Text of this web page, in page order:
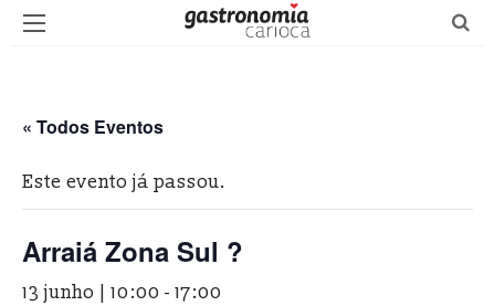
« Todos Eventos
Este evento já passou.
Arraiá Zona Sul ?
13 junho | 10:00 - 17:00